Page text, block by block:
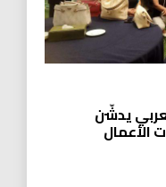
يدشّن
الأعمال